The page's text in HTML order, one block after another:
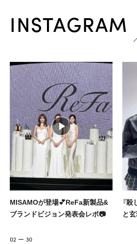
INSTAGRAM
『殺し屋たちの店2』 岡田将生さん
と玄理さんにインタビュー🎤
ん
02 30